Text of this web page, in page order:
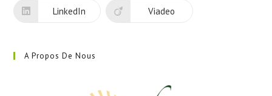
LinkedIn Viadeo
A Propos De Nous